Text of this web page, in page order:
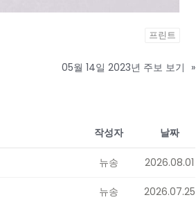
프린트
05월 14일 2023년 주보 보기 »
작성자 날짜
뉴송 2026.08.01
뉴송 2026.07.25